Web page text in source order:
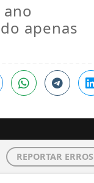
apenas
REPORTAR ERROS